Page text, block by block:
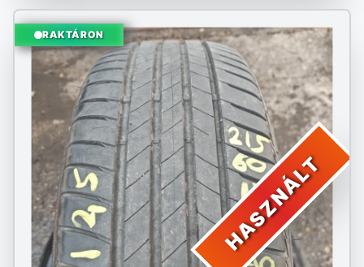
HASZNÁLT
RAKTÁRON